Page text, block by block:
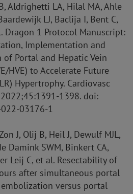
Aldrighetti LA, Hilal MA, Ahle
LJ, Baclija I, Bent C,
Dragon 1 Protocol Manuscript:
Implementation and
of Portal and Hepatic Vein
HVE) to Accelerate Future
Hypertrophy. Cardiovasc
1398. doi:
03176-1
J, Olij B, Heil J, Dewulf MJL,
Damink SWM, Binkert CA,
Leij C, et al. Resectability of
after simultaneous portal
versus portal